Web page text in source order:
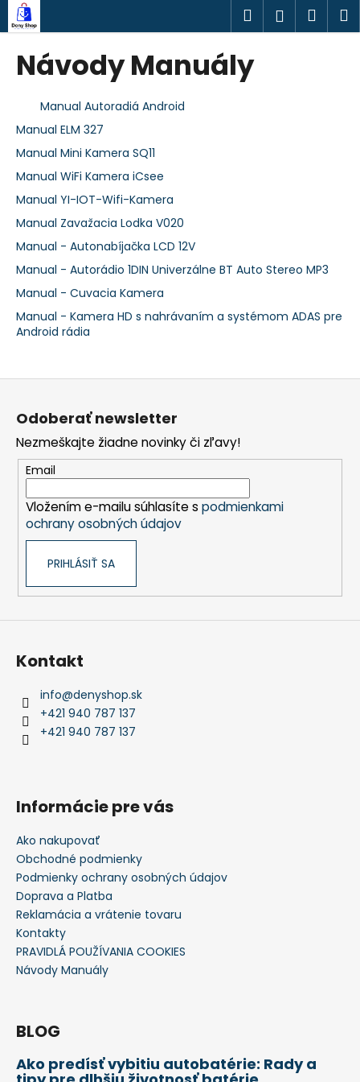
Prejsť
na
obsah
Hľadať
Návody Manuály
Manual Autoradiá Android
Manual ELM 327
Manual Mini Kamera SQ11
Manual WiFi Kamera iCsee
Manual YI-IOT-Wifi-Kamera
Manual Zavažacia Lodka V020
Manual - Autonabíjačka LCD 12V
Manual - Autorádio 1DIN Univerzálne BT Auto Stereo MP3
Manual - Cuvacia Kamera
Manual - Kamera HD s nahrávaním a systémom ADAS pre
Android rádia
o
p
o
t
r
e
b
u
j
e
t
e
á
s
ť
?
O
p
o
ú
č
a
PALCOVÉ
1DIN
AUTORÁDIO
S
CARPLAY
&
ANDROID
AUTO
AUTORÁDIO
AUTORÁDIO
MP5
FM
USB
FAST
CHARGE
Z
Odoberať newsletter
Nezmeškajte žiadne novinky či zľavy!
Email
Vložením e-mailu súhlasíte s podmienkami
ochrany osobných údajov
PRIHLÁSIŤ SA
Kontakt
info@denyshop.sk
+421 940 787 137
+421 940 787 137
Informácie pre vás
Ako nakupovať
Obchodné podmienky
Podmienky ochrany osobných údajov
Doprava a Platba
Reklamácia a vrátenie tovaru
Kontakty
PRAVIDLÁ POUŽÍVANIA COOKIES
Návody Manuály
BLOG
Ako predísť vybitiu autobatérie: Rady a